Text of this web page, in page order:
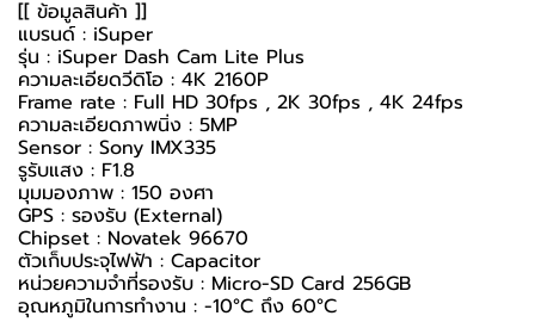
[[ ข้อมูลสินค้า ]]
แบรนด์ : iSuper
รุ่น : iSuper Dash Cam Lite Plus
ความละเอียดวีดิโอ : 4K 2160P
Frame rate : Full HD 30fps , 2K 30fps , 4K 24fps
ความละเอียดภาพนิ่ง : 5MP
Sensor : Sony IMX335
รูรับแสง : F1.8
มุมมองภาพ : 150 องศา
GPS : รองรับ (External)
Chipset : Novatek 96670
ตัวเก็บประจุไฟฟ้า : Capacitor
หน่วยความจำที่รองรับ : Micro-SD Card 256GB
อุณหภูมิในการทำงาน : -10°C ถึง 60°C